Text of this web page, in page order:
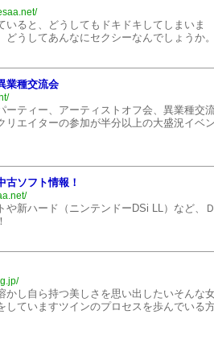
いると、どうしてもドキドキしてしまいま
どうしてあんなにセクシーなんでしょうか。
業種交流会
ーティー、アーティストオフ会、異業種交
リエイターの参加が半分以上の大盛況イベン
ソフト情報！
や新ハード（ニンテンドーDSi LL）など、Ｄ
かし自ら持つ美しさを思い出したいそんな
していますツインのプロセスを歩んでいる